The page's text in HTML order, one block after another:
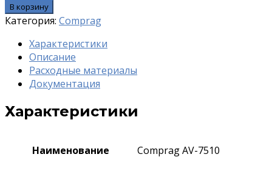
В корзину
Категория: Comprag
Характеристики
Описание
Расходные материалы
Документация
Характеристики
Наименование Comprag AV-7510